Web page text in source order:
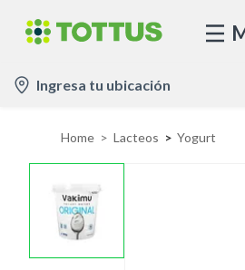
Ingresa tu ubicación
Home Lacteos Yogurt